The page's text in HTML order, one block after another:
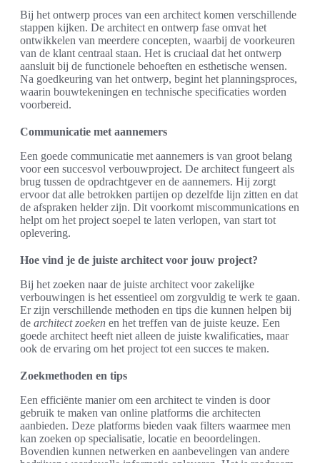
Bij het ontwerp proces van een architect komen verschillende
stappen kijken. De architect en ontwerp fase omvat het
ontwikkelen van meerdere concepten, waarbij de voorkeuren
van de klant centraal staan. Het is cruciaal dat het ontwerp
aansluit bij de functionele behoeften en esthetische wensen.
Na goedkeuring van het ontwerp, begint het planningsproces,
waarin bouwtekeningen en technische specificaties worden
voorbereid.
Communicatie met aannemers
Een goede communicatie met aannemers is van groot belang
voor een succesvol verbouwproject. De architect fungeert als
brug tussen de opdrachtgever en de aannemers. Hij zorgt
ervoor dat alle betrokken partijen op dezelfde lijn zitten en dat
de afspraken helder zijn. Dit voorkomt miscommunications en
helpt om het project soepel te laten verlopen, van start tot
oplevering.
Hoe vind je de juiste architect voor jouw project?
Bij het zoeken naar de juiste architect voor zakelijke
verbouwingen is het essentieel om zorgvuldig te werk te gaan.
Er zijn verschillende methoden en tips die kunnen helpen bij
de architect zoeken en het treffen van de juiste keuze. Een
goede architect heeft niet alleen de juiste kwalificaties, maar
ook de ervaring om het project tot een succes te maken.
Zoekmethoden en tips
Een efficiënte manier om een architect te vinden is door
gebruik te maken van online platforms die architecten
aanbieden. Deze platforms bieden vaak filters waarmee men
kan zoeken op specialisatie, locatie en beoordelingen.
Bovendien kunnen netwerken en aanbevelingen van andere